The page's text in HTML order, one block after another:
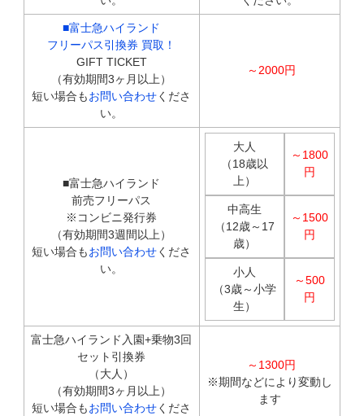
■富士急ハイランド
フリーパス引換券 買取！
GIFT TICKET
（有効期間3ヶ月以上）
短い場合もお問い合わせくださ
い。
～2000円
■富士急ハイランド
前売フリーパス
※コンビニ発行券
（有効期間3週間以上）
短い場合もお問い合わせくださ
い。
大人
（18歳以
上）
～1800
円
中高生
（12歳～17
歳）
～1500
円
小人
（3歳～小学
生）
～500
円
富士急ハイランド入園+乗物3回
セット引換券
（大人）
（有効期間3ヶ月以上）
短い場合もお問い合わせくださ
～1300円
※期間などにより変動し
ます